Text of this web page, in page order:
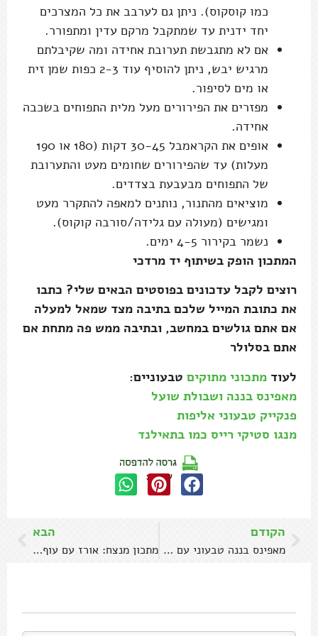
כמו קוסקוס). ניתן גם לערבב את כל המצרכים
יחד ידנית עד שמתקבל מרקם עדין ומתפורר.
אם לא מתגבשת תערובת אחידה ומה שקיבלתם
מרגיש יבש, ניתן להוסיף עוד 2-3 כפות שמן זית
או מים לסיפור.
מפזרים את הפירורים מעל מלית התפוחים בשכבה
אחידה.
אופים את הקראמבל 30-45 דקות (180 או 190
מעלות) עד שהפירורים שחומים מעט והתערובת
של התפוחים מבעבעת בצדדים.
מוציאים מהתנור, נותנים למאפה להתקרר מעט
ומגישים (מעולה עם גלידה/סורבה קוקוס).
נשמר בקירור 4-5 ימים.
המתכון הופק בשיתוף יד מרדכי
רוצים לקבל עדכונים בפוסטים הבאים שלי? כתבו
את כתובת המייל שלכם בתיבה מצד שמאל למעלה
אם אתם גולשים במחשב, ובתיבה ממש פה מתחת אם
אתם בסלולר
לעוד מתכוני מתוקים טבעוניים:
מאפינס בננה ושבולת שועל
פנקייק טבעוני אליפות
מנגו סטיקי רייס כמו בתאילנד
שתפו:
הקודם
מאפינס בננה טבעוני עם שיבולת שועל
הבא
מתכון מנצח: אורז עם עוף בתנור שתמיד מצליח